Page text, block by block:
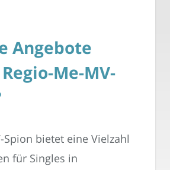
Angebote
Me-MV-
Spion bietet eine Vielzahl
für Singles in